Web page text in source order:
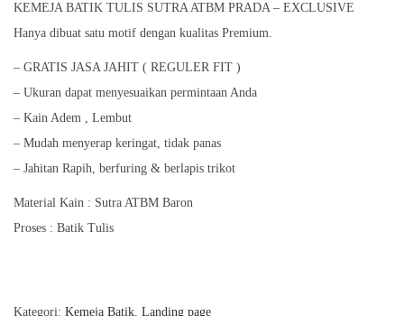
KEMEJA BATIK TULIS SUTRA ATBM PRADA – EXCLUSIVE
Hanya dibuat satu motif dengan kualitas Premium.
– GRATIS JASA JAHIT ( REGULER FIT )
– Ukuran dapat menyesuaikan permintaan Anda
– Kain Adem , Lembut
– Mudah menyerap keringat, tidak panas
– Jahitan Rapih, berfuring & berlapis trikot
Material Kain : Sutra ATBM Baron
Proses : Batik Tulis
Kategori: Kemeja Batik, Landing page